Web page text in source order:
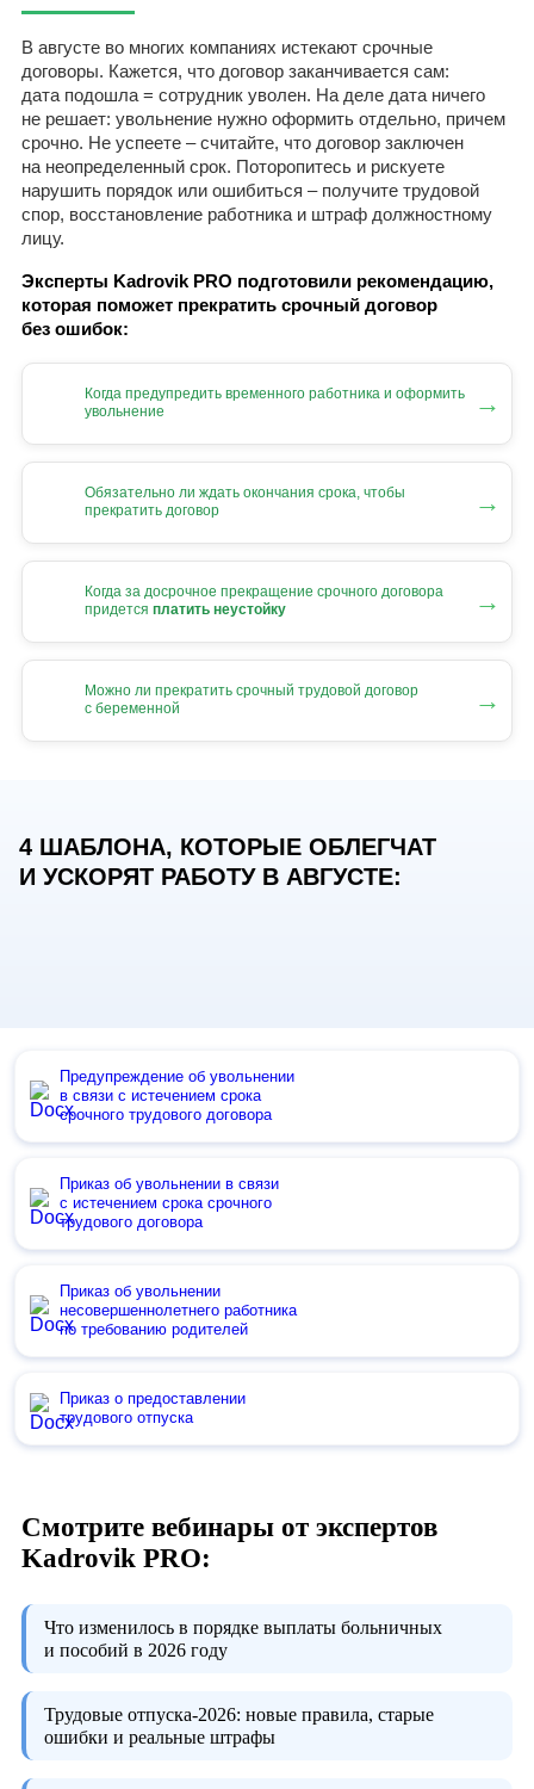
В августе во многих компаниях истекают срочные
договоры. Кажется, что договор заканчивается сам:
дата подошла = сотрудник уволен. На деле дата ничего
не решает: увольнение нужно оформить отдельно, причем
срочно. Не успеете – считайте, что договор заключен
на неопределенный срок. Поторопитесь и рискуете
нарушить порядок или ошибиться – получите трудовой
спор, восстановление работника и штраф должностному
лицу.
Эксперты Kadrovik PRO подготовили рекомендацию,
которая поможет прекратить срочный договор
без ошибок:
Когда предупредить временного работника и оформить
увольнение
→
Обязательно ли ждать окончания срока, чтобы
прекратить договор
→
Когда за досрочное прекращение срочного договора
придется платить неустойку →
Можно ли прекратить срочный трудовой договор
с беременной
→
4 ШАБЛОНА, КОТОРЫЕ ОБЛЕГЧАТ
И УСКОРЯТ РАБОТУ В АВГУСТЕ:
Предупреждение об увольнении
в связи с истечением срока
срочного трудового договора
Приказ об увольнении в связи
с истечением срока срочного
трудового договора
Приказ об увольнении
несовершеннолетнего работника
по требованию родителей
Приказ о предоставлении
трудового отпуска
Смотрите вебинары от экспертов
Kadrovik PRO:
Что изменилось в порядке выплаты больничных
и пособий в 2026 году
Трудовые отпуска-2026: новые правила, старые
ошибки и реальные штрафы